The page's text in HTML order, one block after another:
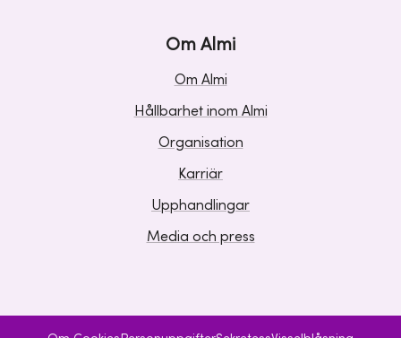
Om Almi
Om Almi
Hållbarhet inom Almi
Organisation
Karriär
Upphandlingar
Media och press